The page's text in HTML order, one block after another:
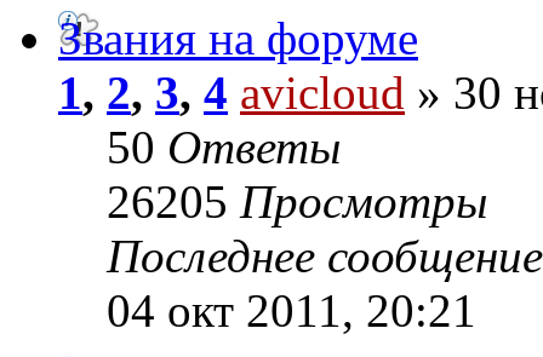
Звания на форуме
1, 2, 3, 4 avicloud » 30
50 Ответы
26205 Просмотры
Последнее
04 окт 2011, 20:21